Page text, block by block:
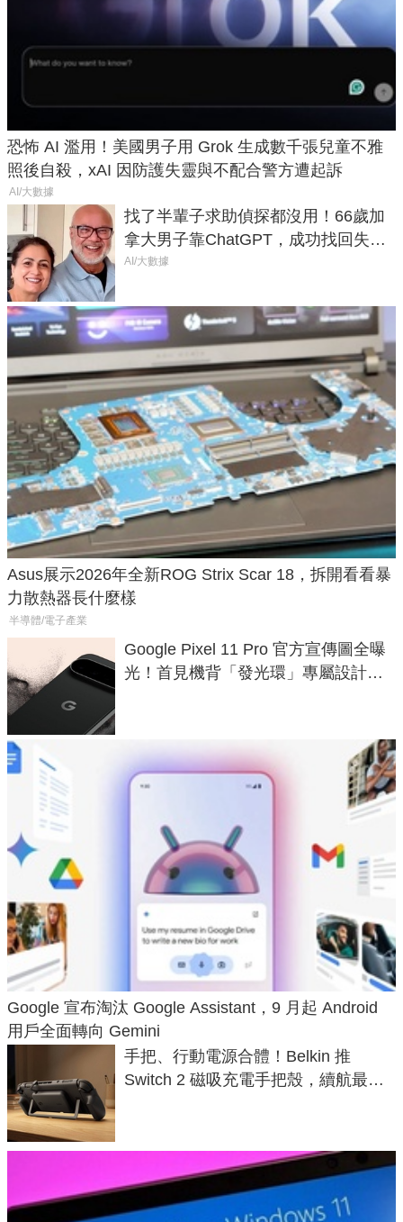
恐怖 AI 濫用！美國男子用 Grok 生成數千張兒童不雅
照後自殺，xAI 因防護失靈與不配合警方遭起訴
AI/大數據
找了半輩子求助偵探都沒用！66歲加
拿大男子靠ChatGPT，成功找回失散
50年家人
AI/大數據
Asus展示2026年全新ROG Strix Scar 18，拆開看看暴
力散熱器長什麼樣
半導體/電子產業
Google Pixel 11 Pro 官方宣傳圖全曝
光！首見機背「發光環」專屬設計、
Google 宣布淘汰 Google Assistant，9 月起 Android
用戶全面轉向 Gemini
手把、行動電源合體！Belkin 推
Switch 2 磁吸充電手把殼，續航最高